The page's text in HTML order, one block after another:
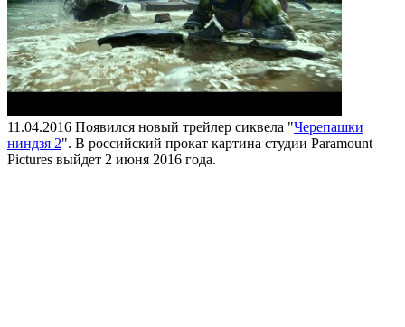
11.04.2016 Появился новый трейлер сиквела "Черепашки
ниндзя 2". В российский прокат картина студии Paramount
Pictures выйдет 2 июня 2016 года.